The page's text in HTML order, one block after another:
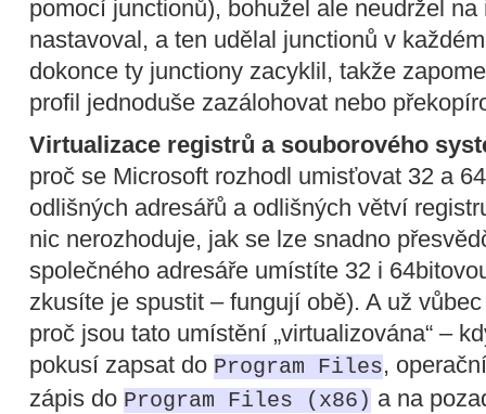
pomocí junctionů), bohužel ale neudržel
nastavoval, a ten udělal junctionů v
dokonce ty junctiony zacyklil, takže
profil jednoduše zazálohovat nebo
Virtualizace registrů a souborového
proč se Microsoft rozhodl umisťovat 32 a
odlišných adresářů a odlišných větví
nic nerozhoduje, jak se lze snadno
společného adresáře umístíte 32 i
zkusíte je spustit – fungují obě). A už
proč jsou tato umístění „virtualizována“ –
pokusí zapsat do Program Files,
zápis do Program Files (x86) a na